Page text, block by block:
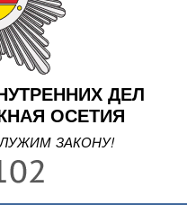
ДЕЛ
ОСЕТИЯ
ЗАКОНУ!